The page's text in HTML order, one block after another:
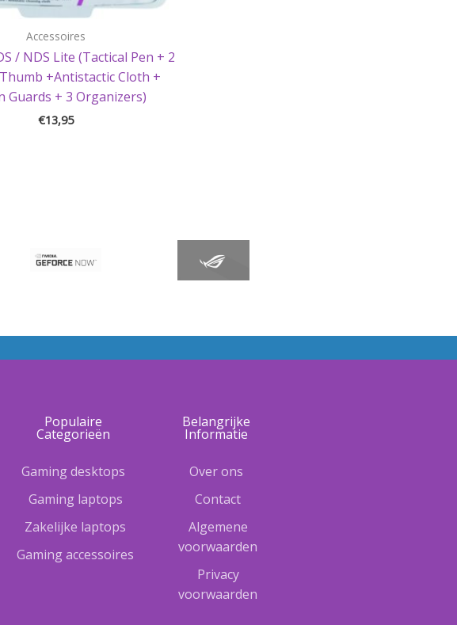
Accessoires
/ NDS Lite (Tactical Pen + 2
+Antistactic Cloth +
Guards + 3 Organizers)
€13,95
Populaire
Categorieën
Gaming desktops
Gaming laptops
Zakelijke laptops
Gaming accessoires
Belangrijke
Informatie
Over ons
Contact
Algemene
voorwaarden
Privacy
voorwaarden